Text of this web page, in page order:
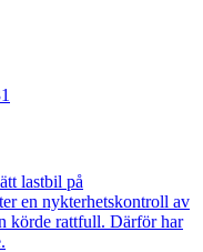
lastbil på
en nykterhetskontroll av
körde rattfull. Därför har